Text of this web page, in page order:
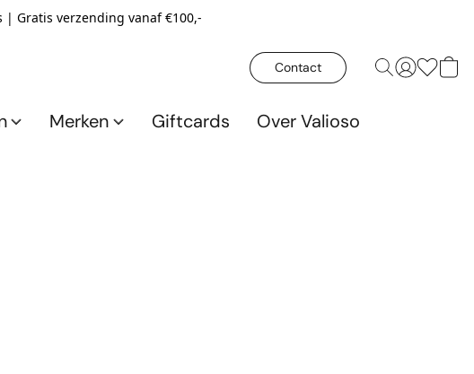
Gratis verzending vanaf €100,-
Contact
Merken Giftcards Over Valioso